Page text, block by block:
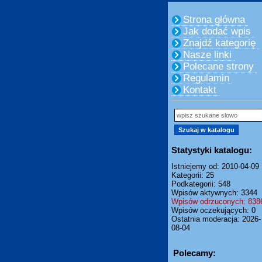
Strona główna
Jak dodać wpis
Znajdź kategorię
Nasze linki
Polecane strony
Regulamin
Kontakt
Statystyki katalogu:
Istniejemy od: 2010-04-09
Kategorii: 25
Podkategorii: 548
Wpisów aktywnych: 3344
Wpisów odrzuconych:
Wpisów oczekujących: 0
Ostatnia moderacja: 2026-
08-04
Polecamy: